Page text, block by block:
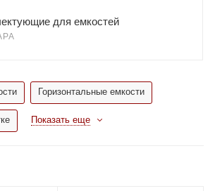
для емкостей
Горизонтальные емкости
Показать еще